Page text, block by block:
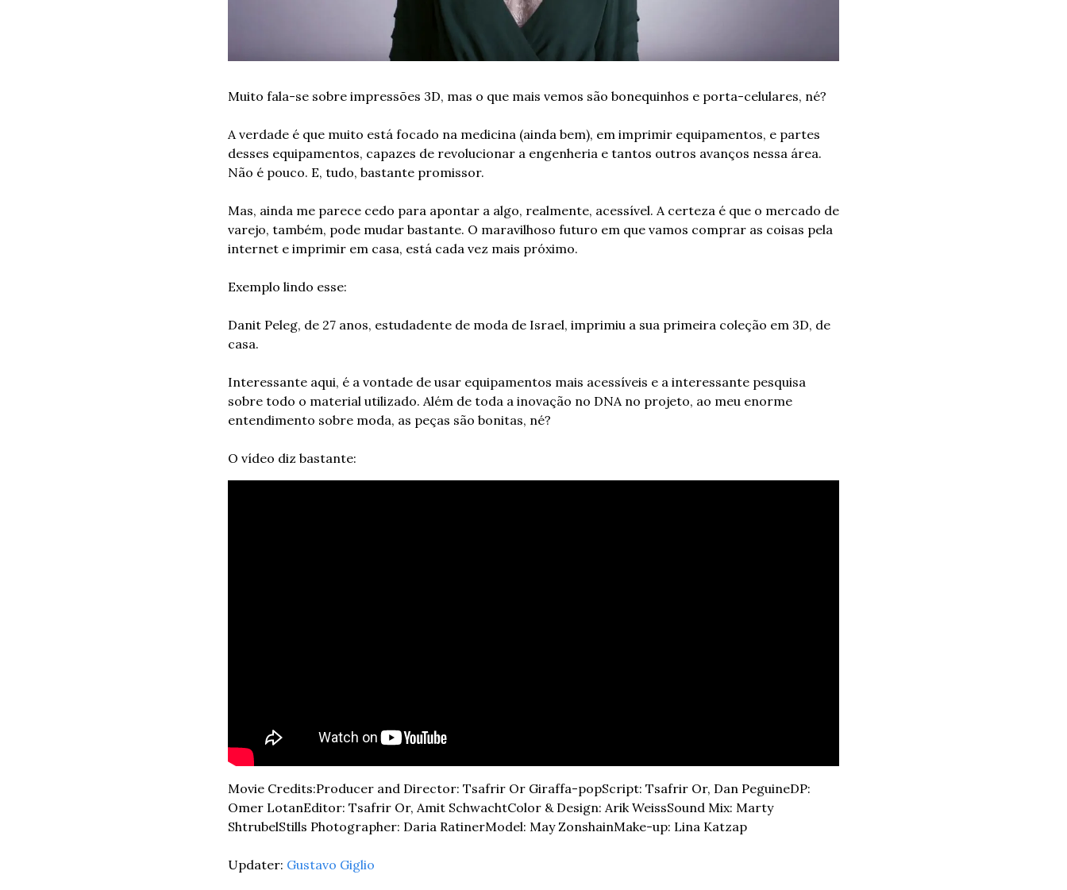
Muito fala-se sobre impressões 3D, mas o que mais vemos são bonequinhos e porta-celulares, né?
A verdade é que muito está focado na medicina (ainda bem), em imprimir equipamentos, e partes
desses equipamentos, capazes de revolucionar a engenheria e tantos outros avanços nessa área.
Não é pouco. E, tudo, bastante promissor.
Mas, ainda me parece cedo para apontar a algo, realmente, acessível. A certeza é que o mercado de
varejo, também, pode mudar bastante. O maravilhoso futuro em que vamos comprar as coisas pela
internet e imprimir em casa, está cada vez mais próximo.
Exemplo lindo esse:
Danit Peleg, de 27 anos, estudadente de moda de Israel, imprimiu a sua primeira coleção em 3D, de
casa.
Interessante aqui, é a vontade de usar equipamentos mais acessíveis e a interessante pesquisa
sobre todo o material utilizado. Além de toda a inovação no DNA no projeto, ao meu enorme
entendimento sobre moda, as peças são bonitas, né?
O vídeo diz bastante:
Movie Credits:Producer and Director: Tsafrir Or Giraffa-popScript: Tsafrir Or, Dan PeguineDP:
Omer LotanEditor: Tsafrir Or, Amit SchwachtColor & Design: Arik WeissSound Mix: Marty
ShtrubelStills Photographer: Daria RatinerModel: May ZonshainMake-up: Lina Katzap
Updater: Gustavo Giglio